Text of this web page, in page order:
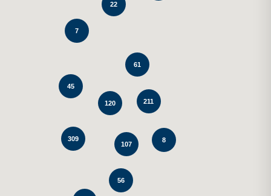
211
120
309
107
61
22
45
56
8
7